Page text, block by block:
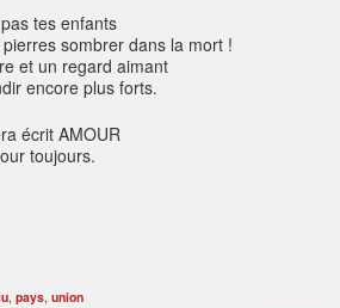
tes enfants
sombrer dans la mort !
et un regard aimant
encore plus forts.
écrit AMOUR
toujours.
, pays, union